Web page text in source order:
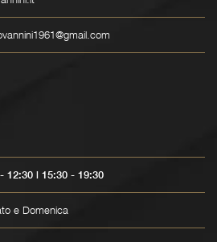
12:30 | 15:30 - 19:30
e Domenica